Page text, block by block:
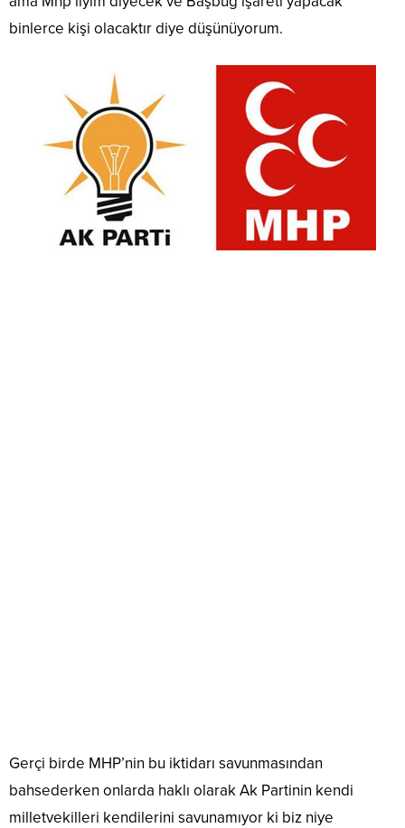
binlerce kişi olacaktır diye düşünüyorum.
Gerçi birde MHP’nin bu iktidarı savunmasından
bahsederken onlarda haklı olarak Ak Partinin kendi
milletvekilleri kendilerini savunamıyor ki biz niye